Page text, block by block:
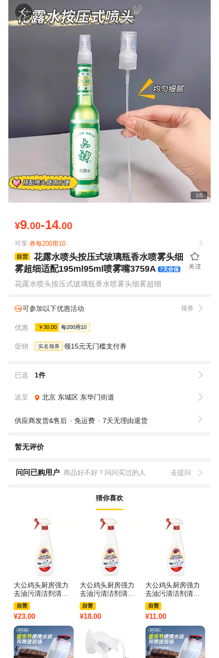
1/5
¥9.00-14.00
可享:券每200用10
花露水喷头按压式玻璃瓶香水喷雾头细
雾超细适配195ml95ml喷雾嘴3759A 7天价保
花露水喷头按压式玻璃瓶香水喷雾头细雾超细
可参加以下优惠活动 领券
优惠 ￥30.00 每200用10
促销 实名领券 领15元无门槛支付券
已选 1件
送至 北京 东城区 东华门街道
供应商发货&售后 免运费 7天无理由退货
暂无评价
问问已购用户 商品好不好？问问买过的人 去提问
猜你喜欢
大公鸡头厨房强力
去油污清洁剂清洗
神器官方旗舰店重
油污净油烟机3759
A 大公鸡油污净625
ml【3瓶】
自营
¥23.00
大公鸡头厨房强力
去油污清洁剂清洗
神器官方旗舰店重
油污净油烟机3759
A 大公鸡油污净625
自营
¥18.00
大公鸡头厨房强力
去油污清洁剂清洗
神器官方旗舰店重
油污净油烟机3759
A 大公鸡油污净625
ml【1瓶】
自营
¥11.00